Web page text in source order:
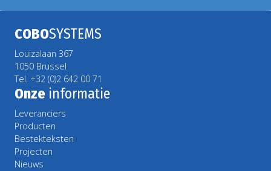
COBOSYSTEMS
Louizalaan 367
1050 Brussel
Tel. +32 (0)2 642 00 71
Onze informatie
Leveranciers
Producten
Bestekteksten
Projecten
Nieuws